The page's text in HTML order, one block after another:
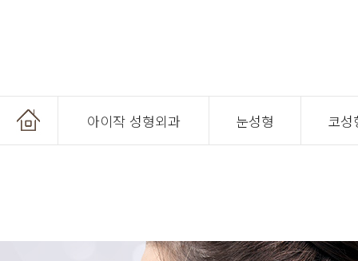
아이작 성형외과 눈성형 코성